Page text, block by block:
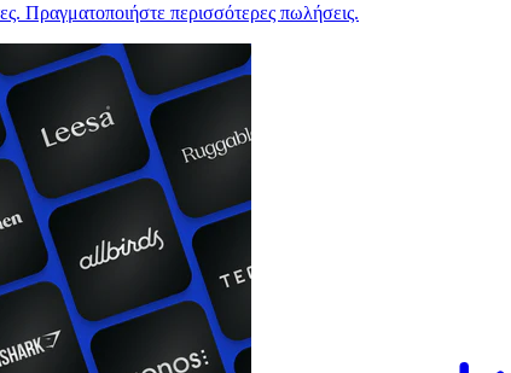
Πραγματοποιήστε περισσότερες πωλήσεις.